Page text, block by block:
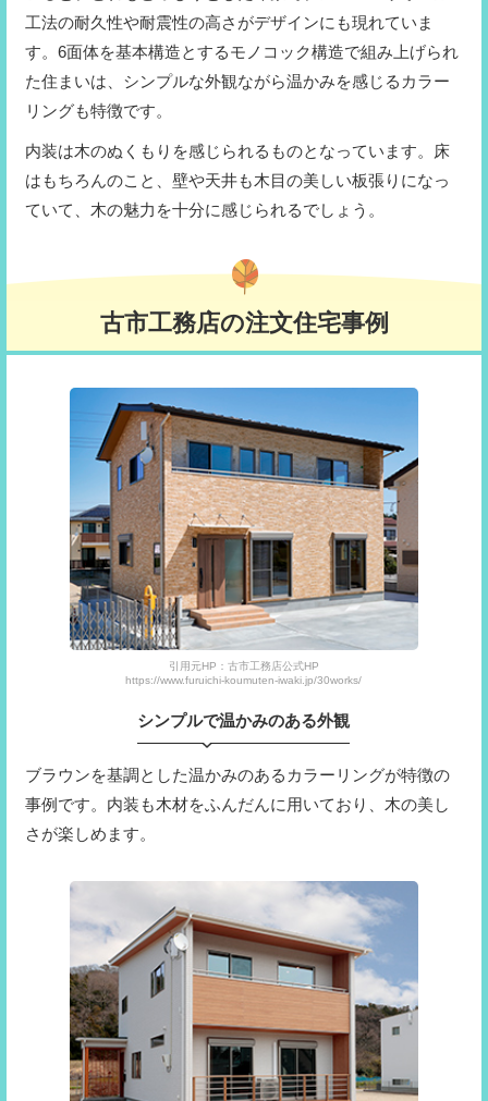
工法の耐久性や耐震性の高さがデザインにも現れていま
す。6面体を基本構造とするモノコック構造で組み上げられ
た住まいは、シンプルな外観ながら温かみを感じるカラー
リングも特徴です。
内装は木のぬくもりを感じられるものとなっています。床
はもちろんのこと、壁や天井も木目の美しい板張りになっ
ていて、木の魅力を十分に感じられるでしょう。
古市工務店の注文住宅事例
引用元HP：古市工務店公式HP
https://www.furuichi-koumuten-iwaki.jp/30works/
シンプルで温かみのある外観
ブラウンを基調とした温かみのあるカラーリングが特徴の
事例です。内装も木材をふんだんに用いており、木の美し
さが楽しめます。